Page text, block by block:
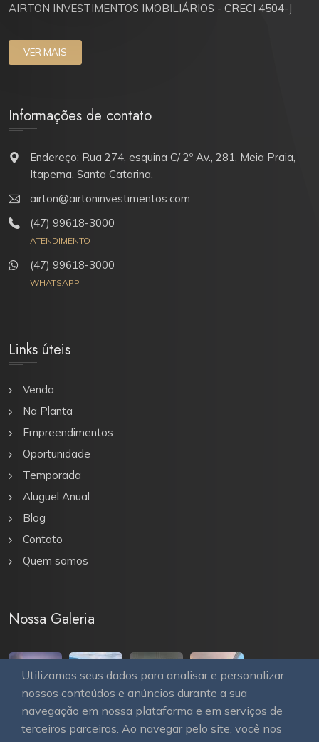
Utilizamos seus dados para analisar e personalizar
nossos conteúdos e anúncios durante a sua
navegação em nossa plataforma e em serviços de
terceiros parceiros. Ao navegar pelo site, você nos
AIRTON INVESTIMENTOS IMOBILIÁRIOS - CRECI 4504-J
VER MAIS
Informações de contato
Endereço: Rua 274, esquina C/ 2º Av., 281, Meia Praia,
Itapema, Santa Catarina.
airton@airtoninvestimentos.com
(47) 99618-3000
ATENDIMENTO
(47) 99618-3000
WHATSAPP
Links úteis
Venda
Na Planta
Empreendimentos
Oportunidade
Temporada
Aluguel Anual
Blog
Contato
Quem somos
Nossa Galeria